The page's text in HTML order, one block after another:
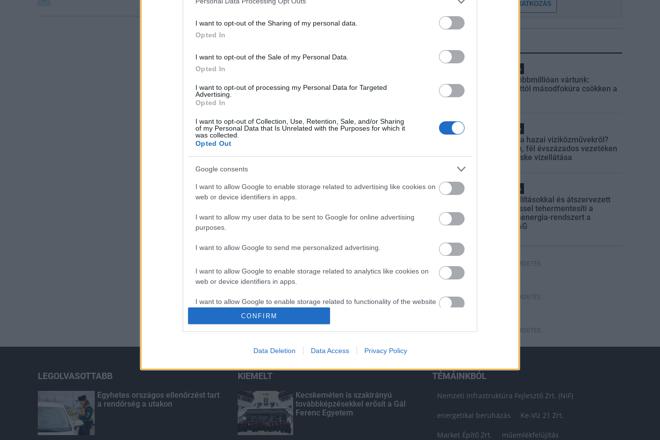
I want to opt-out of the Sharing of my personal data.
Opted In
I want to opt-out of the Sale of my Personal Data.
Opted In
I want to opt-out of processing my Personal Data for Targeted
Advertising.
Opted In
I want to opt-out of Collection, Use, Retention, Sale, and/or Sharing
of my Personal Data that Is Unrelated with the Purposes for which it
was collected.
Opted Out
Google consents
I want to allow Google to enable storage related to advertising like cookies on
web or device identifiers in apps.
I want to allow my user data to be sent to Google for online advertising
purposes.
I want to allow Google to send me personalized advertising.
I want to allow Google to enable storage related to analytics like cookies on
web or device identifiers in apps.
I want to allow Google to enable storage related to functionality of the website
I want to allow Google to enable storage related to personalization.
I want to allow Google to enable storage related to security, including
CONFIRM
Data Deletion Data Access Privacy Policy
FELIRATKOZÁS
Helyi hírek
Amire többmillióan vártunk:
szombattól másodfokúra csökken a
Helyi hírek
Látlelet a hazai víziközművekről?
Egyetlen, fél évszázados vezetéken
múlt Bicske vízellátása
Helyi hírek
Gyárleállításokkal és átszervezett
termeléssel tehermentesíti a
villamosenergia-rendszert a
STRABAG
HIRDETÉS
HIRDETÉS
HIRDETÉS
LEGOLVASOTTABB
Egyhetes országos ellenőrzést tart
a rendőrség a utakon
KIEMELT
Kecskeméten is szakirányú
továbbképzésekkel erősít a Gál
Ferenc Egyetem
TÉMÁINKBÓL
Nemzeti Infrastruktúra Fejlesztő Zrt. (NIF)
energetikai beruházás Ke-Víz 21 Zrt.
Market Építő Zrt. műemlékfelújítás